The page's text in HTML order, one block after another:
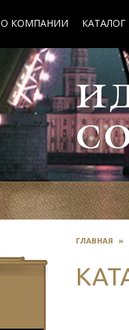
О КОМПАНИИ КАТАЛОГ
ГЛАВНАЯ »